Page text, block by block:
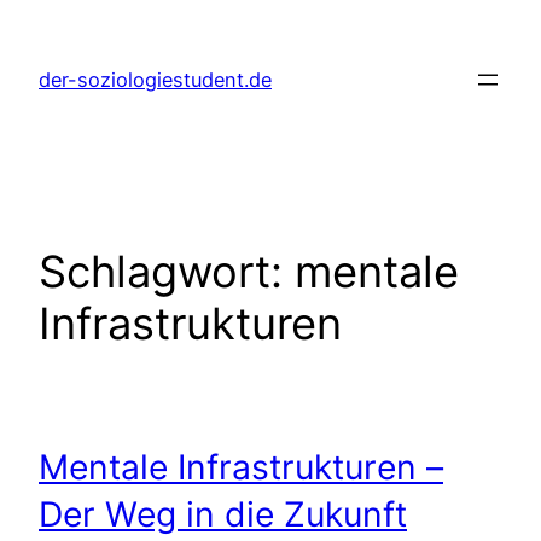
springen
der-soziologiestudent.de
Schlagwort: mentale
Infrastrukturen
Mentale Infrastrukturen –
Der Weg in die Zukunft